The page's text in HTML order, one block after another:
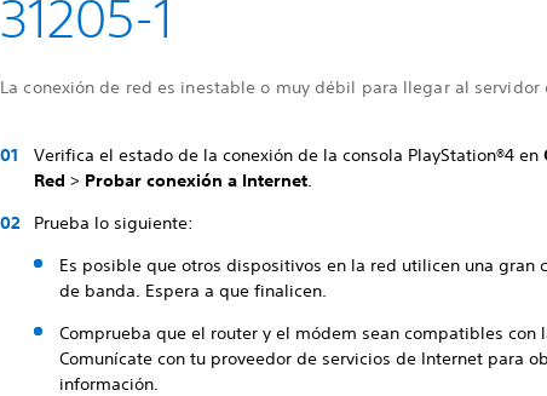
31205-1
La conexión de red es inestable o muy débil para llegar al servidor
Verifica el estado de la conexión de la consola PlayStation®4 en
Red > Probar conexión a Internet.
Prueba lo siguiente:
Es posible que otros dispositivos en la red utilicen una gran
de banda. Espera a que finalicen.
Comprueba que el router y el módem sean compatibles con
Comunícate con tu proveedor de servicios de Internet para
información.